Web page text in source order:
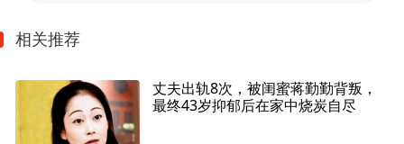
相关推荐
丈夫出轨8次，被闺蜜蒋勤勤背叛，
最终43岁抑郁后在家中烧炭自尽